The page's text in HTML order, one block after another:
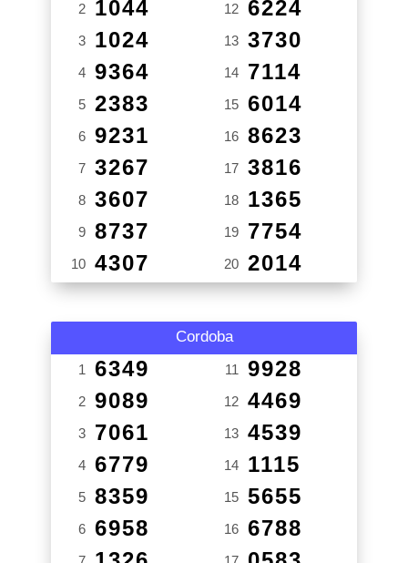
2 1044
3 1024
4 9364
5 2383
6 9231
7 3267
8 3607
9 8737
10 4307
12 6224
13 3730
14 7114
15 6014
16 8623
17 3816
18 1365
19 7754
20 2014
Cordoba
1 6349
2 9089
3 7061
4 6779
5 8359
6 6958
11 9928
12 4469
13 4539
14 1115
15 5655
16 6788